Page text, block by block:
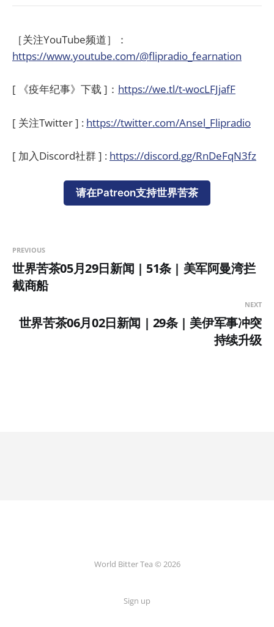
［关注YouTube频道］：
https://www.youtube.com/@flipradio_fearnation
[ 《疫年纪事》下载 ]： https://we.tl/t-wocLFJjafF
[ 关注Twitter ] : https://twitter.com/Ansel_Flipradio
[ 加入Discord社群 ] : https://discord.gg/RnDeFqN3fz
请在Patreon支持世界苦茶
PREVIOUS
世界苦茶05月29日新闻 | 51条 | 美军阿曼湾拦
截商船
NEXT
世界苦茶06月02日新闻 | 29条 | 美伊军事冲突
持续升级
World Bitter Tea © 2026
Sign up